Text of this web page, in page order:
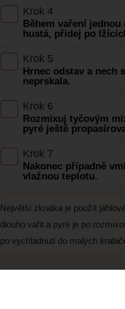
Krok 4
Během vaření
hustá, přidej po
Krok 5
Hrnec odstav a nech
neprskala.
Krok 6
Rozmixuj tyčovým
pyré ještě
Krok 7
Nakonec případně
vlažnou teplotu.
Největší zkratka je použít
dlouho vařit a pyré je po
po vychladnutí do malých
Místo části vody můžeš